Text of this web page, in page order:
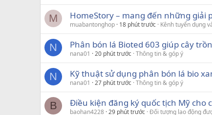
M HomeStory – mang đến những
muabantonghop 18 phút trước Kênh tuyển dụng
N Phân bón lá Bioted 603 giúp cây
nana01 20 phút trước Thông tin & góp ý
N Kỹ thuật sử dụng phân bón lá bio
nana01 27 phút trước Thông tin & góp ý
B Điều kiện đăng ký quốc tịch Mỹ cho
baohan4228 29 phút trước Đối tượng lao động